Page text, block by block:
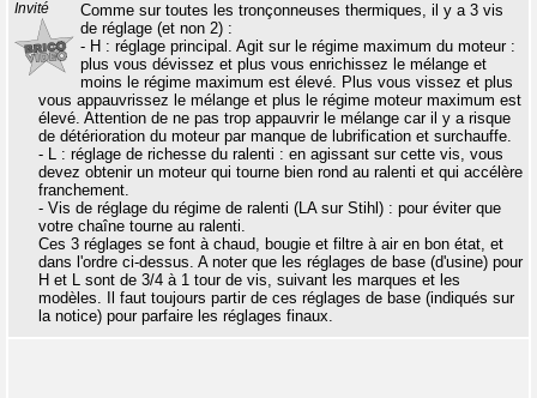
Invité
Comme sur toutes les tronçonneuses thermiques, il y a 3 vis
de réglage (et non 2) :
- H : réglage principal. Agit sur le régime maximum du moteur :
plus vous dévissez et plus vous enrichissez le mélange et
moins le régime maximum est élevé. Plus vous vissez et plus
vous appauvrissez le mélange et plus le régime moteur maximum est
élevé. Attention de ne pas trop appauvrir le mélange car il y a risque
de détérioration du moteur par manque de lubrification et surchauffe.
- L : réglage de richesse du ralenti : en agissant sur cette vis, vous
devez obtenir un moteur qui tourne bien rond au ralenti et qui accélère
franchement.
- Vis de réglage du régime de ralenti (LA sur Stihl) : pour éviter que
votre chaîne tourne au ralenti.
Ces 3 réglages se font à chaud, bougie et filtre à air en bon état, et
dans l'ordre ci-dessus. A noter que les réglages de base (d'usine) pour
H et L sont de 3/4 à 1 tour de vis, suivant les marques et les
modèles. Il faut toujours partir de ces réglages de base (indiqués sur
la notice) pour parfaire les réglages finaux.